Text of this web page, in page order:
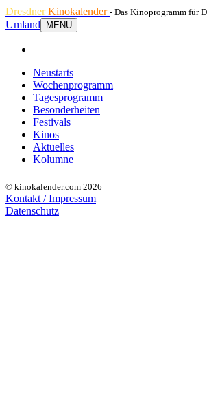
DresdnerKinokalender - Das Kinoprogramm für
Umland
MENU
Neustarts
Wochenprogramm
Tagesprogramm
Besonderheiten
Festivals
Kinos
Aktuelles
Kolumne
© kinokalender.com 2026
Kontakt / Impressum
Datenschutz